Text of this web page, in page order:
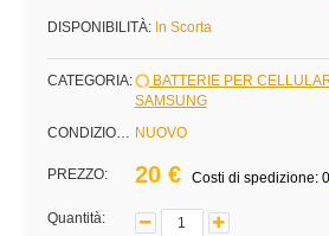
DISPONIBILITÀ: In Scorta
CATEGORIA:
BATTERIE PER
SAMSUNG
CONDIZIONE: NUOVO
PREZZO: 20 € Costi di spedizione:
Quantità: